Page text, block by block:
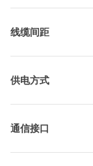
线缆间距
供电方式
通信接口